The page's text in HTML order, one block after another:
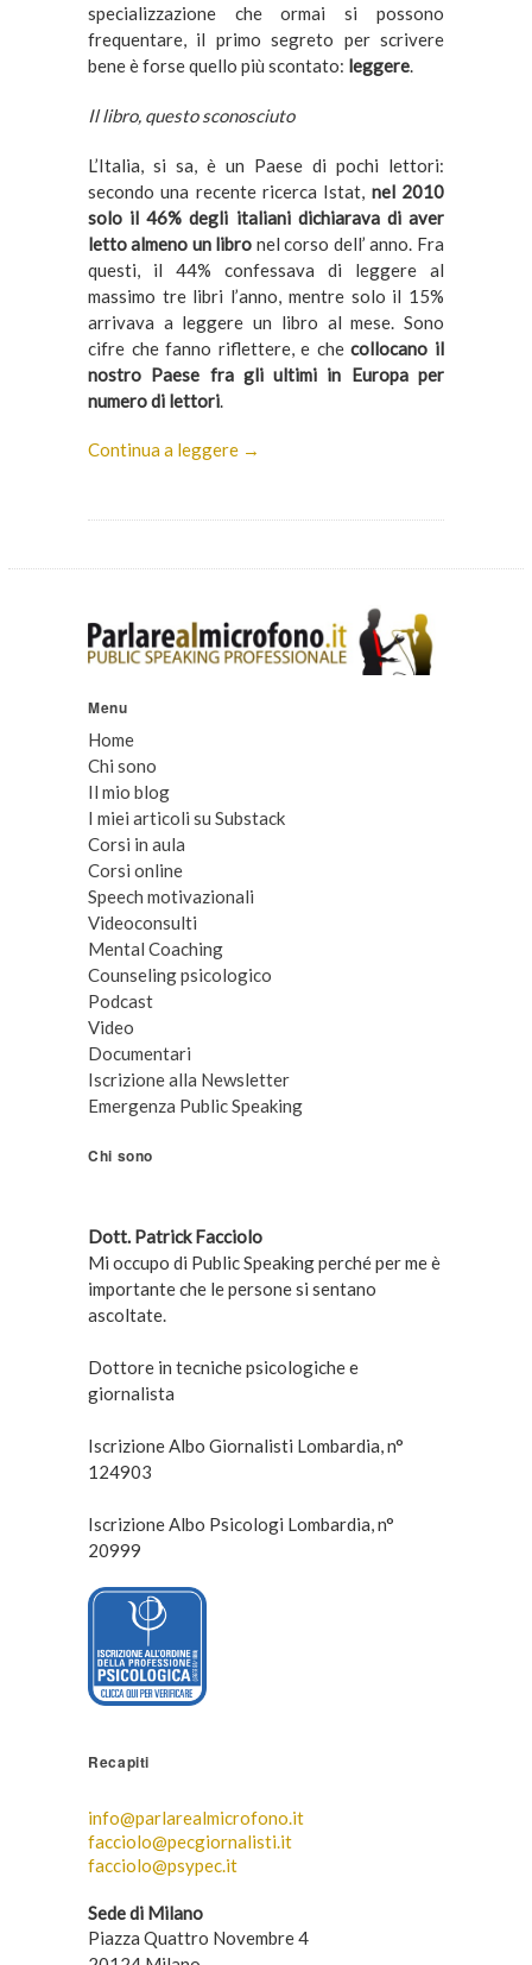
specializzazione che ormai si possono
frequentare, il primo segreto per scrivere
bene è forse quello più scontato: leggere.
Il libro, questo sconosciuto
L’Italia, si sa, è un Paese di pochi lettori:
secondo una recente ricerca Istat, nel 2010
solo il 46% degli italiani dichiarava di aver
letto almeno un libro nel corso dell’ anno. Fra
questi, il 44% confessava di leggere al
massimo tre libri l’anno, mentre solo il 15%
arrivava a leggere un libro al mese. Sono
cifre che fanno riflettere, e checollocano il
nostro Paese fra gli ultimi in Europa per
numero di lettori.
Continua a leggere →
Menu
Home
Chi sono
Il mio blog
I miei articoli su Substack
Corsi in aula
Corsi online
Speech motivazionali
Videoconsulti
Mental Coaching
Counseling psicologico
Podcast
Video
Documentari
Iscrizione alla Newsletter
Emergenza Public Speaking
Chi sono
Dott. Patrick Facciolo
Mi occupo di Public Speaking perché per me è
importante che le persone si sentano
ascoltate.
Dottore in tecniche psicologiche e
giornalista
Iscrizione Albo Giornalisti Lombardia, n°
124903
Iscrizione Albo Psicologi Lombardia, n°
20999
Recapiti
info@parlarealmicrofono.it
facciolo@pecgiornalisti.it
facciolo@psypec.it
Sede di Milano
Piazza Quattro Novembre 4